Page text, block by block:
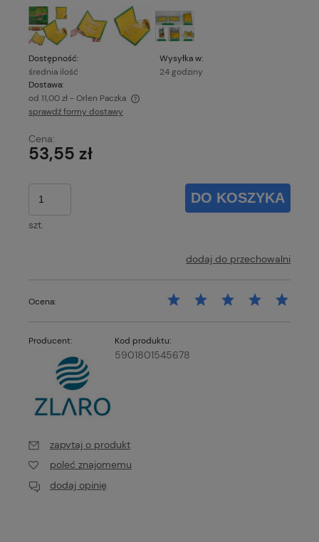
Dostępność:
średnia ilość
Wysyłka w:
24 godziny
Dostawa:
od 11,00 zł - Orlen Paczka
Cena nie zawiera ewentualnych kosztów płatności
sprawdź formy dostawy
Cena:
53,55 zł
szt.
DO KOSZYKA
dodaj do przechowalni
Ocena:
Producent: Kod produktu:
5901801545678
zapytaj o produkt
poleć znajomemu
dodaj opinię